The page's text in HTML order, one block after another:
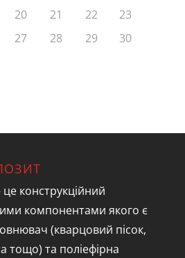
20 21 22
23
27 28 29
30
конструкційний
компонентами якого є
(кварцовий пісок,
тощо) та поліефірна